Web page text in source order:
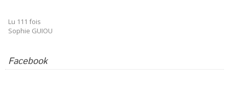
Lu 111 fois
Sophie GUIOU
Facebook